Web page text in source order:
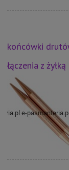
końcówki
łączenia z żyłką